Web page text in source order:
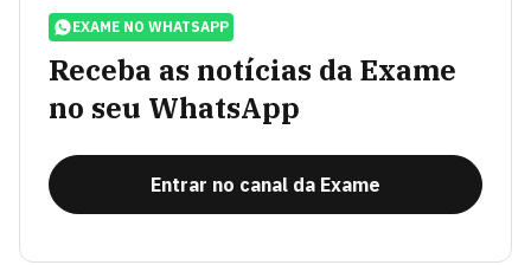
EXAME NO WHATSAPP
Receba as notícias da Exame
no seu WhatsApp
Entrar no canal da Exame